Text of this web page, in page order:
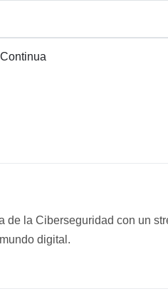
de la Ciberseguridad con un
digital.